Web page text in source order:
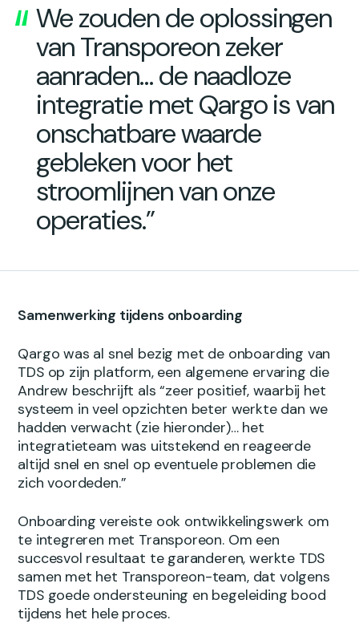
We zouden de oplossingen
van Transporeon zeker
aanraden… de naadloze
integratie met Qargo is van
onschatbare waarde
gebleken voor het
stroomlijnen van onze
operaties.”
Samenwerking tijdens onboarding
Qargo was al snel bezig met de onboarding van
TDS op zijn platform, een algemene ervaring die
Andrew beschrijft als “zeer positief, waarbij het
systeem in veel opzichten beter werkte dan we
hadden verwacht (zie hieronder)… het
integratieteam was uitstekend en reageerde
altijd snel en snel op eventuele problemen die
zich voordeden.”
Onboarding vereiste ook ontwikkelingswerk om
te integreren met Transporeon. Om een
succesvol resultaat te garanderen, werkte TDS
samen met het Transporeon-team, dat volgens
TDS goede ondersteuning en begeleiding bood
tijdens het hele proces.